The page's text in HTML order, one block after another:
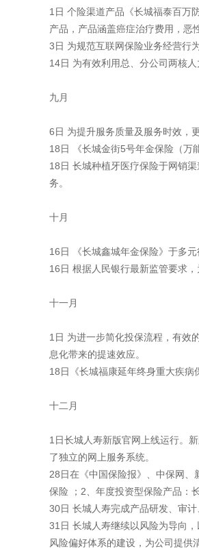
1日 个险渠道产品《长城福泰百万
产品，产品涵盖癌症治疗费用，恶
3日 为规范互联网保险业务经营行
14日 为有效利用总、分公司两核
九月
6日 为提升服务质量及服务时效，
18日 《长城金街5号年金保险（万
18日 长城种植牙医疗保险于网销
务。
十月
16日 《长城鑫城年金保险》于多元
16日 根据人民银行最新监管要求
十一月
1日 为进一步简化投保流程，有效
息化带来的提速效应。
18日《长城福康延年终身重大疾病
十二月
1日长城人寿新版官网上线运行。
了独立的网上服务系统。
28日在《中国保险报》、中保网、
保险 ；2、年度投资型保险产品：
30日 长城人寿完成产品研发、审
31日 长城人寿继续以风险为导向
风险偏好体系的建设，为公司提供